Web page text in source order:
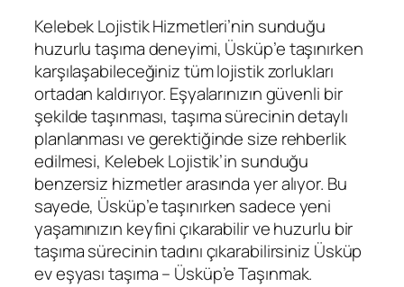
Kelebek Lojistik Hizmetleri’nin sunduğu
huzurlu taşıma deneyimi, Üsküp’e taşınırken
karşılaşabileceğiniz tüm lojistik zorlukları
ortadan kaldırıyor. Eşyalarınızın güvenli bir
şekilde taşınması, taşıma sürecinin detaylı
planlanması ve gerektiğinde size rehberlik
edilmesi, Kelebek Lojistik’in sunduğu
benzersiz hizmetler arasında yer alıyor. Bu
sayede, Üsküp’e taşınırken sadece yeni
yaşamınızın keyfini çıkarabilir ve huzurlu bir
taşıma sürecinin tadını çıkarabilirsiniz Üsküp
ev eşyası taşıma – Üsküp’e Taşınmak.